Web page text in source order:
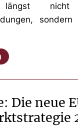
längst
Die neue